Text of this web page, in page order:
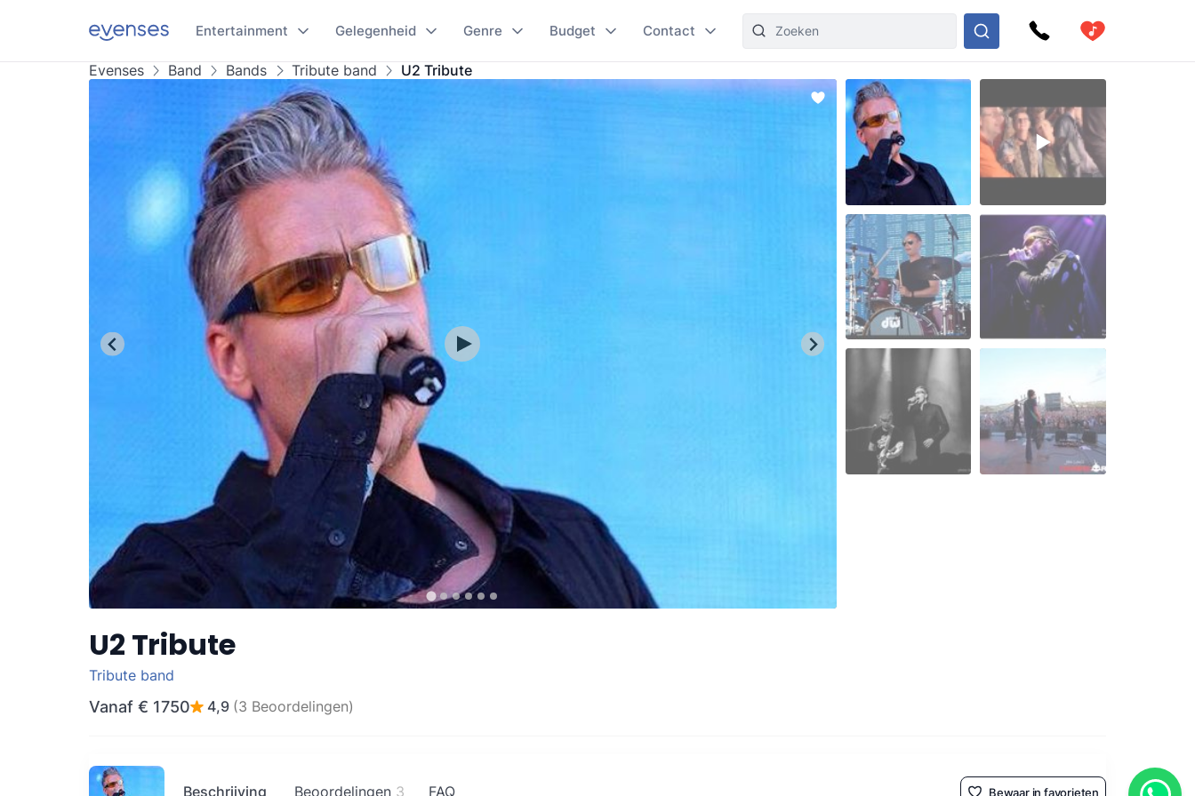
Entertainment Gelegenheid Genre Budget Contact
Evenses Band Bands Tribute band U2 Tribute
U2 Tribute
Tribute band
Vanaf € 1750 4,9 (3 Beoordelingen)
Beschrijving Beoordelingen 3 FAQ Bewaar in favorieten